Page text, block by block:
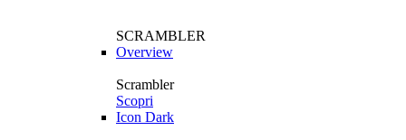
SCRAMBLER
Overview
Scrambler
Scopri
Icon Dark